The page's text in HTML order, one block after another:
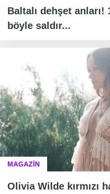
Baltalı dehşet anları!
böyle saldır...
MAGAZİN
Olivia Wilde kırmızı